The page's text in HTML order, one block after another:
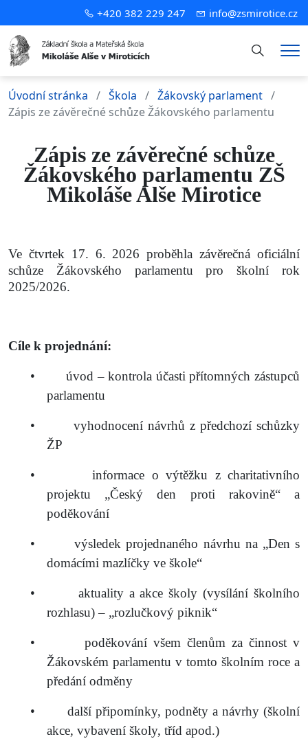
+420 382 229 247 info@zsmirotice.cz
Hledání
Úvodní stránka Škola
Žákovský parlament
Zápis ze závěrečné schůze Žákovského parlamentu
Zápis ze závěrečné schůze
Žákovského parlamentu ZŠ
Mikoláše Alše Mirotice
Ve čtvrtek 17. 6. 2026 proběhla závěrečná oficiální
schůze Žákovského parlamentu pro školní rok
2025/2026.
Cíle k projednání:
•
úvod – kontrola účasti přítomných zástupců
parlamentu
•
vyhodnocení návrhů z předchozí schůzky
ŽP
•
informace o výtěžku z charitativního
projektu „Český den proti rakovině“ a
poděkování
•
výsledek projednaného návrhu na „Den s
domácími mazlíčky ve škole“
•
aktuality a akce školy (vysílání školního
rozhlasu) – „rozlučkový piknik“
•
poděkování všem členům za činnost v
Žákovském parlamentu v tomto školním roce a
předání odměny
•
další připomínky, podněty a návrhy (školní
akce, vybavení školy, tříd apod.)